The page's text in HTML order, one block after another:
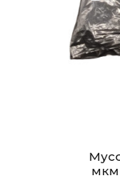
мкм